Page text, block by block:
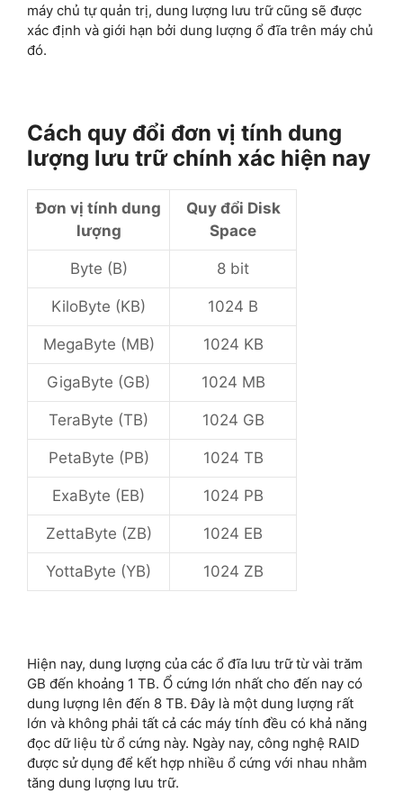
máy chủ tự quản trị, dung lượng lưu trữ cũng sẽ được
xác định và giới hạn bởi dung lượng ổ đĩa trên máy chủ
đó.
Cách quy đổi đơn vị tính dung
lượng lưu trữ chính xác hiện nay
Đơn vị tính dung
lượng
Quy đổi Disk
Space
Byte (B) 8 bit
KiloByte (KB) 1024 B
MegaByte (MB) 1024 KB
GigaByte (GB) 1024 MB
TeraByte (TB) 1024 GB
PetaByte (PB) 1024 TB
ExaByte (EB) 1024 PB
ZettaByte (ZB) 1024 EB
YottaByte (YB) 1024 ZB
Hiện nay, dung lượng của các ổ đĩa lưu trữ từ vài trăm
GB đến khoảng 1 TB. Ổ cứng lớn nhất cho đến nay có
dung lượng lên đến 8 TB. Đây là một dung lượng rất
lớn và không phải tất cả các máy tính đều có khả năng
đọc dữ liệu từ ổ cứng này. Ngày nay, công nghệ RAID
được sử dụng để kết hợp nhiều ổ cứng với nhau nhằm
tăng dung lượng lưu trữ.